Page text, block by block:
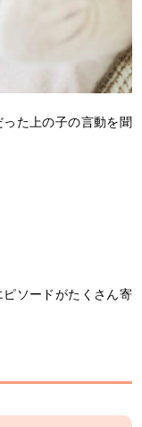
た上の子の言動を聞
ソードがたくさん寄